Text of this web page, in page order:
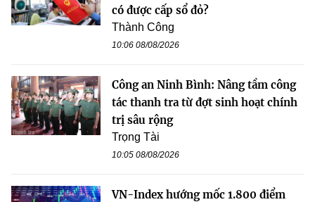
có được cấp sổ đỏ?
Thành Công
10:06 08/08/2026
Công an Ninh Bình: Nâng tầm công
tác thanh tra từ đợt sinh hoạt chính
trị sâu rộng
Trọng Tài
10:05 08/08/2026
VN-Index hướng mốc 1.800 điểm